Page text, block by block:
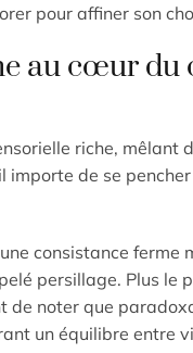
pour affiner son
au cœur
riche, mêlant
de se
consistance ferme
persillage. Plus le
de noter que
un équilibre entre